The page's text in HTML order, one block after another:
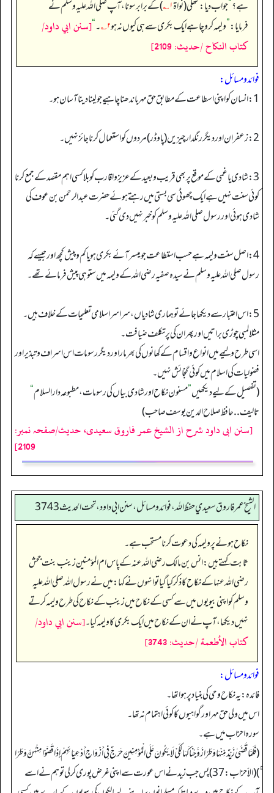
ہے؟“جواب دیا: گٹھلی (نواۃ۱؎ ) کے برابر سونا، آپ صلی اللہ علیہ وسلم نے
فرمایا:”ولیمہ کرو چاہے ایک بکری سے ہی کیوں نہ ہو۲؎ ۔‏‏‏‏“[سنن ابي داود/
كتاب النكاح /حدیث: 2109]
فوائد ومسائل:
1: انسان کو اپنی اسطاعت کے مطابق حق مہر باندھنا چاہیے جو لینا دینا آسان ہو۔
2: زعفران اور دیگر رنگدار چیزیں (پاوڈر) مردوں کو استعمال کر نا جائز نہیں۔
3: شادی یا غمی کے موقع پر بھی قریب وبعید کے عزیزواقارب کو بلا کسی اہم مقصد کے جمع کرنا
کوئی سنت نہیں ہے ایک چھوٹی سی بستی میں رہتے ہوئے حضرت عبدالرحمن بن عوف کی
شادی ہوئی اور رسول صلی اللہ علیہ وسلم کو خبر نہیں دی گئی۔
4: اصل سنت ولیمہ ہے حسب استطاعت جو میسر آئے بکری ہو یا کم و پیش کچھ اور جیسے کہ
رسول صلی اللہ علیہ وسلم نے سیدہ صفیہ رضی اللہ کے ولیمہ میں ستو ہی پیش فرمائے تھے۔
5: اس اعتبار سے دیکھا جائے تو ہماری شادیاں، سراسر اسلامی تعلیمات کے خلاف ہیں۔
مثلا لمبی چوڑی براتیں اور پھر ان کی پر تکلف ضیافت۔
اسی طرح ولیمے میں انواع واقسام کے کھانوں کی بھر مار اور دیگر رسومات اس اسراف وتبذیر اور
فضولیات کی اسلام میں کوئی گنجائش نہیں۔
(تفصیل کے لیےدیکھیں”مسنون نکاح اور شادی بیاں کی رسومات، مطبوعہ دار السلام“
تالیف.. حافظ صلاح الدین یوسف صاحب)
[سنن ابی داود شرح از الشیخ عمر فاروق سعیدی، حدیث/صفحہ نمبر:
2109]
الشيخ عمر فاروق سعيدي حفظ الله، فوائد و مسائل، سنن ابي داود ، تحت الحديث 3743
نکاح ہونے پر ولیمہ کی دعوت کرنا مستحب ہے۔
ثابت کہتے ہیں: انس بن مالک رضی اللہ عنہ کے پاس ام المؤمنین زینب بنت جحش
رضی اللہ عنہا کے نکاح کا ذکر کیا گیا تو انہوں نے کہا: میں نے رسول اللہ صلی اللہ علیہ
وسلم کو اپنی بیویوں میں سے کسی کے نکاح میں زینب کے نکاح کی طرح ولیمہ کرتے
نہیں دیکھا، آپ نے ان کے نکاح میں ایک بکری کا ولیمہ کیا۔[سنن ابي داود/
كتاب الأطعمة /حدیث: 3743]
فوائد ومسائل:
فائدہ: یہ نکاح وحی کی بنیاد پر ہوا تھا۔
اس میں ولی حق مہر اور گواہیوں کا کوئی اہتمام نہ تھا۔
سورہ احزاب میں ہے۔
(فَلَمَّا قَضَىٰ زَيْدٌ مِّنْهَا وَطَرًا زَوَّجْنَاكَهَا لِكَيْ لَا يَكُونَ عَلَى الْمُؤْمِنِينَ حَرَجٌ فِي أَزْوَاجِ أَدْعِيَائِهِمْ إِذَا قَضَوْا مِنْهُنَّ وَطَرًا
ۚ) (الأحزاب:37) پس جب زید نے اس عورت سے اپنی غرض پوری کرلی تو ہم نے اسے